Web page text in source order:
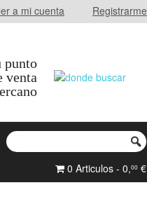
a mi cuenta Registrarme
punto
venta
0 Articulos - 0,00 €